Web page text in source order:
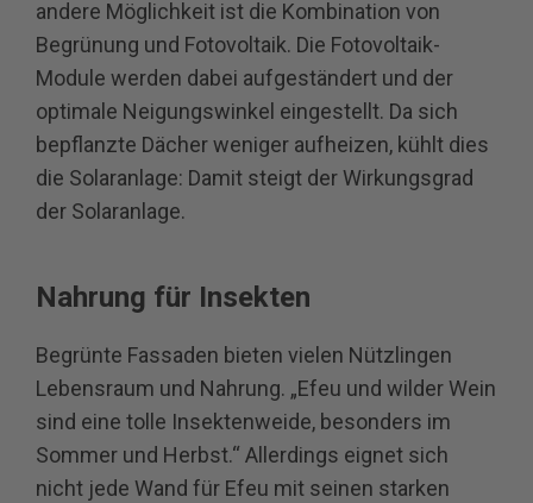
andere Möglichkeit ist die Kombination von
Begrünung und Fotovoltaik. Die Fotovoltaik‐
Module werden dabei aufgeständert und der
optimale Neigungswinkel eingestellt. Da sich
bepflanzte Dächer weniger aufheizen, kühlt dies
die Solaranlage: Damit steigt der Wirkungsgrad
der Solaranlage.
Nahrung für Insekten
Begrünte Fassaden bieten vielen Nützlingen
Lebensraum und Nahrung. „Efeu und wilder Wein
sind eine tolle Insektenweide, besonders im
Sommer und Herbst.“ Allerdings eignet sich
nicht jede Wand für Efeu mit seinen starken